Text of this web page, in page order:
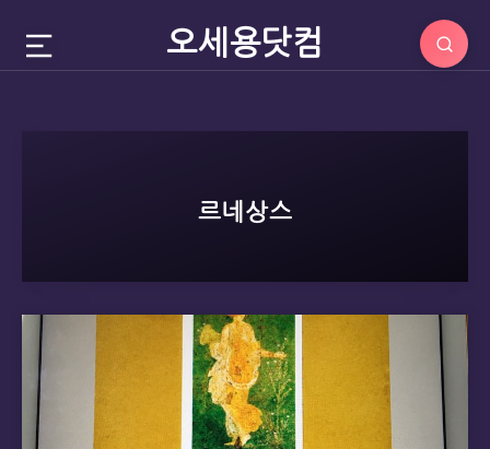
오세용닷컴
르네상스